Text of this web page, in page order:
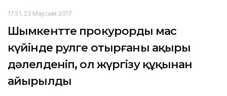
17:51, 23 Маусым 2017
Шымкентте прокурордың мас
күйінде рулге отырғаны ақыры
дәлелденіп, ол жүргізу құқынан
айырылды